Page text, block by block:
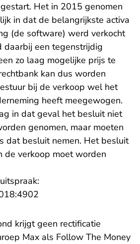
Het in 2015 genomen
in dat de belangrijkste activa
(de software) werd verkocht
daarbij een tegenstrijdig
zo laag mogelijke prijs te
kan dus worden
bij de verkoop wel het
heeft meegewogen.
in dat geval het besluit niet
genomen, maar moeten
dat besluit nemen. Het besluit
de verkoop moet worden
krijgt geen rectificatie
Max als Follow The Money